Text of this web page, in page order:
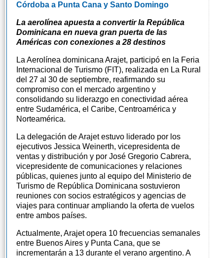
Córdoba a Punta Cana y Santo Domingo
La aerolínea apuesta a convertir la República
Dominicana en nueva gran puerta de las
Américas con conexiones a 28 destinos
La Aerolínea dominicana Arajet, participó en la Feria
Internacional de Turismo (FIT), realizada en La Rural
del 27 al 30 de septiembre, reafirmando su
compromiso con el mercado argentino y
consolidando su liderazgo en conectividad aérea
entre Sudamérica, el Caribe, Centroamérica y
Norteamérica.
La delegación de Arajet estuvo liderado por los
ejecutivos Jessica Weinerth, vicepresidenta de
ventas y distribución y por José Gregorio Cabrera,
vicepresidente de comunicaciones y relaciones
públicas, quienes junto al equipo del Ministerio de
Turismo de República Dominicana sostuvieron
reuniones con socios estratégicos y agencias de
viajes para continuar ampliando la oferta de vuelos
entre ambos países.
Actualmente, Arajet opera 10 frecuencias semanales
entre Buenos Aires y Punta Cana, que se
incrementarán a 13 durante el verano argentino. A